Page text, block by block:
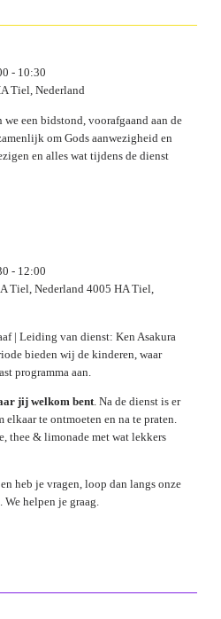
- 10:30
Tiel, Nederland
we een bidstond, voorafgaand aan de
om Gods aanwezigheid en
en alles wat tijdens de dienst
- 12:00
Tiel, Nederland 4005 HA Tiel,
| Leiding van dienst: Ken Asakura
bieden wij de kinderen, waar
programma aan.
jij welkom bent. Na de dienst is er
te ontmoeten en na te praten.
thee & limonade met wat lekkers
heb je vragen, loop dan langs onze
helpen je graag.